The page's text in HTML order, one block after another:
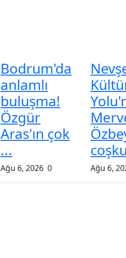
Bodrum'da
anlamlı
buluşma!
Özgür
Aras'ın çok
...
Ağu 6, 2026 0 Ağu 6,